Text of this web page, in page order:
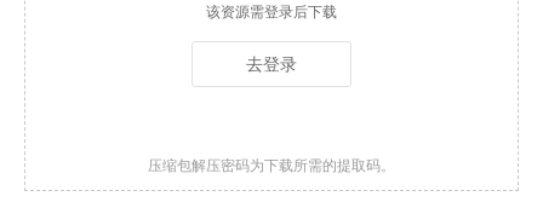
该资源需登录后下载
去登录
压缩包解压密码为下载所需的提取码。